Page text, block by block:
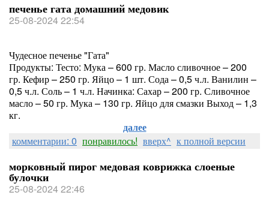
печенье гата домашний медовик
25-08-2024 22:54
Чудесное печенье "Гата"
Продукты: Тесто: Мука – 600 гр. Масло сливочное – 200
гр. Кефир – 250 гр. Яйцо – 1 шт. Сода – 0,5 ч.л. Ванилин –
0,5 ч.л. Соль – 1 ч.л. Начинка: Сахар – 200 гр. Сливочное
масло – 50 гр. Мука – 130 гр. Яйцо для смазки Выход – 1,3
кг.
далее
комментарии: 0 понравилось! вверх^ к полной версии
морковный пирог медовая коврижка слоеные
булочки
25-08-2024 22:46